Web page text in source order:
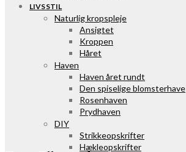
LIVSSTIL
Naturlig kropspleje
Ansigtet
Kroppen
Håret
Haven
Haven året rundt
Den spiselige blomsterhave
Rosenhaven
Prydhaven
DIY
Strikkeopskrifter
Hækleopskrifter